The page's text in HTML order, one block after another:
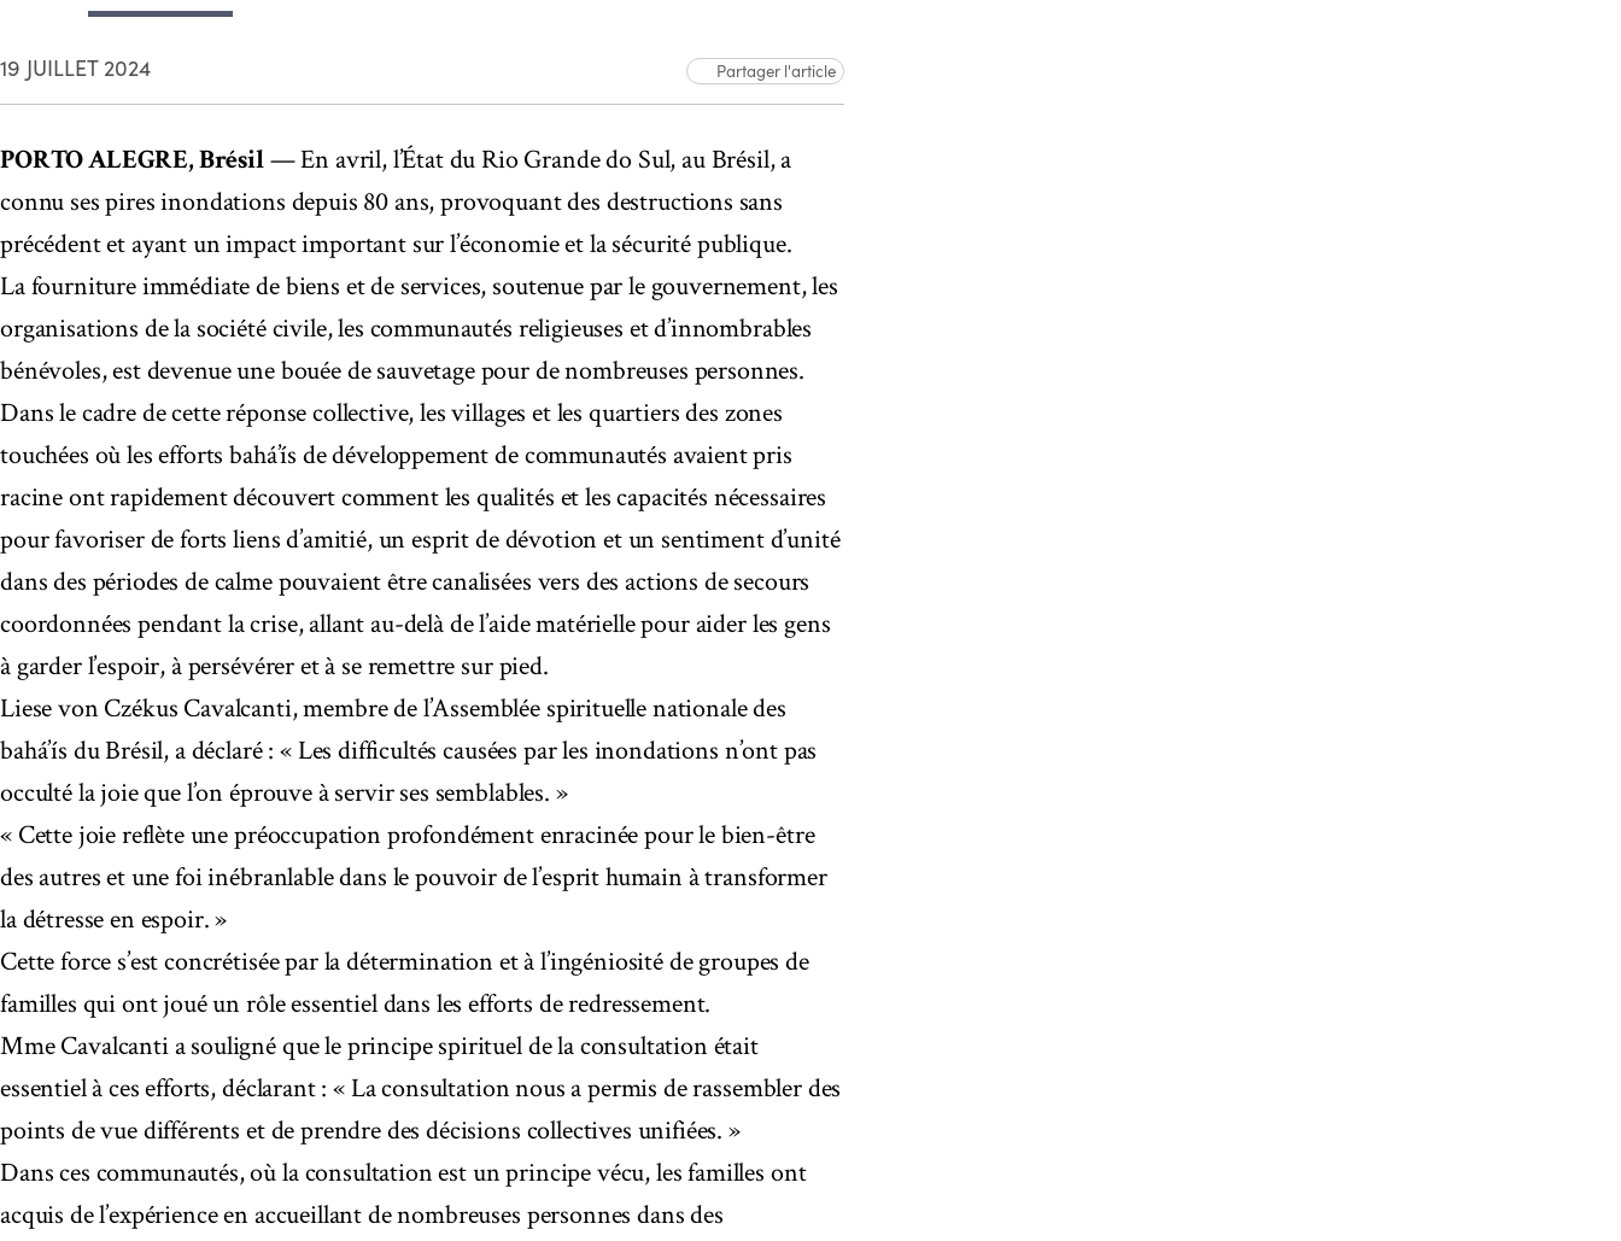
19 JUILLET 2024 Partager l'article
PORTO ALEGRE, Brésil— En avril, l’État du Rio Grande do Sul, au Brésil, a
connu ses pires inondations depuis 80 ans, provoquant des destructions sans
précédent et ayant un impact important sur l’économie et la sécurité publique.
La fourniture immédiate de biens et de services, soutenue par le gouvernement, les
organisations de la société civile, les communautés religieuses et d’innombrables
bénévoles, est devenue une bouée de sauvetage pour de nombreuses personnes.
Dans le cadre de cette réponse collective, les villages et les quartiers des zones
touchées où les efforts bahá’ís de développement de communautés avaient pris
racine ont rapidement découvert comment les qualités et les capacités nécessaires
pour favoriser de forts liens d’amitié, un esprit de dévotion et un sentiment d’unité
dans des périodes de calme pouvaient être canalisées vers des actions de secours
coordonnées pendant la crise, allant au-delà de l’aide matérielle pour aider les gens
à garder l’espoir, à persévérer et à se remettre sur pied.
Liese von Czékus Cavalcanti, membre de l’Assemblée spirituelle nationale des
bahá’ís du Brésil, a déclaré : « Les difficultés causées par les inondations n’ont pas
occulté la joie que l’on éprouve à servir ses semblables. »
« Cette joie reflète une préoccupation profondément enracinée pour le bien-être
des autres et une foi inébranlable dans le pouvoir de l’esprit humain à transformer
la détresse en espoir. »
Cette force s’est concrétisée par la détermination et à l’ingéniosité de groupes de
familles qui ont joué un rôle essentiel dans les efforts de redressement.
Mme Cavalcanti a souligné que le principe spirituel de la consultation était
essentiel à ces efforts, déclarant : « La consultation nous a permis de rassembler des
points de vue différents et de prendre des décisions collectives unifiées. »
Dans ces communautés, où la consultation est un principe vécu, les familles ont
acquis de l’expérience en accueillant de nombreuses personnes dans des